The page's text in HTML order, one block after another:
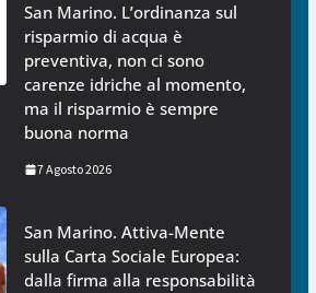
San Marino. L’ordinanza sul
risparmio di acqua è
preventiva, non ci sono
carenze idriche al momento,
ma il risparmio è sempre
buona norma
7 Agosto 2026
San Marino. Attiva-Mente
sulla Carta Sociale Europea:
dalla firma alla responsabilità